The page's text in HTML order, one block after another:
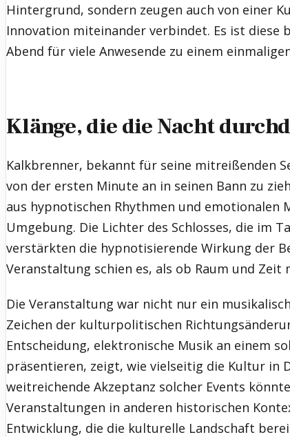
Hintergrund, sondern zeugen auch von einer
Innovation miteinander verbindet. Es ist diese
Abend für viele Anwesende zu einem
Klänge, die die Nacht
Kalkbrenner, bekannt für seine mitreißenden
von der ersten Minute an in seinen Bann zu
aus hypnotischen Rhythmen und emotionalen
Umgebung. Die Lichter des Schlosses, die im
verstärkten die hypnotisierende Wirkung der
Veranstaltung schien es, als ob Raum und Zeit
Die Veranstaltung war nicht nur ein
Zeichen der kulturpolitischen
Entscheidung, elektronische Musik an einem
präsentieren, zeigt, wie vielseitig die Kultur in
weitreichende Akzeptanz solcher Events
Veranstaltungen in anderen historischen
Entwicklung, die die kulturelle Landschaft